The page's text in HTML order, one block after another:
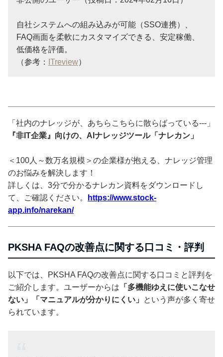
自社システムへの組み込みが可能（SSO連携）、
FAQ画面を柔軟にカスタマイズできる、安定稼働、
低価格を評価。
（参考：
ITreview）
「社内のナレッジが、あちらこちらに散らばっている---」
『非IT企業』向けの、AIナレッジツール「ナレカン」
＜100人～数万名規模＞の企業様が抱える、ナレッジ管理
のお悩みを解決します！
詳しくは、3分で分かるナレカン資料をダウンロードし
て、ご確認ください。
https://www.stock-
app.info/narekan/
PKSHA FAQの改善点に関する口コミ・評判
以下では、PKSHA FAQの改善点に関する口コミと評判を
ご紹介します。ユーザーからは 「多機能ゆえに使いこなせ
ない」「マニュアルが分かりにくい」
という声が多く寄せ
られています。